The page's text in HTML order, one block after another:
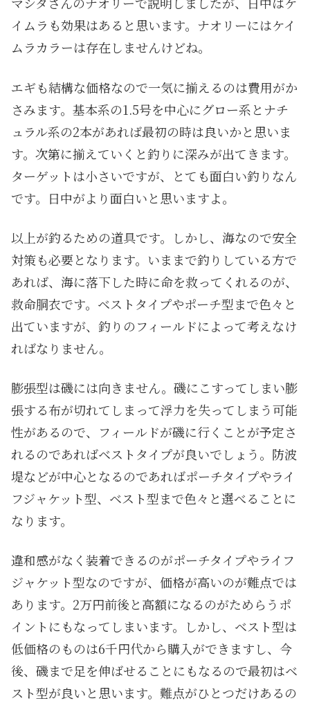
イムラも効果はあると思います。ナオリーにはケイ
ムラカラーは存在しませんけどね。
エギも結構な価格なので一気に揃えるのは費用がか
さみます。基本系の1.5号を中心にグロー系とナチ
ュラル系の2本があれば最初の時は良いかと思いま
す。次第に揃えていくと釣りに深みが出てきます。
ターゲットは小さいですが、とても面白い釣りなん
です。日中がより面白いと思いますよ。
以上が釣るための道具です。しかし、海なので安全
対策も必要となります。いままで釣りしている方で
あれば、海に落下した時に命を救ってくれるのが、
救命胴衣です。ベストタイプやポーチ型まで色々と
出ていますが、釣りのフィールドによって考えなけ
ればなりません。
膨張型は磯には向きません。磯にこすってしまい膨
張する布が切れてしまって浮力を失ってしまう可能
性があるので、フィールドが磯に行くことが予定さ
れるのであればベストタイプが良いでしょう。防波
堤などが中心となるのであればポーチタイプやライ
フジャケット型、ベスト型まで色々と選べることに
なります。
違和感がなく装着できるのがポーチタイプやライフ
ジャケット型なのですが、価格が高いのが難点では
あります。2万円前後と高額になるのがためらうポ
イントにもなってしまいます。しかし、ベスト型は
低価格のものは6千円代から購入ができますし、今
後、磯まで足を伸ばせることにもなるので最初はベ
スト型が良いと思います。難点がひとつだけあるの